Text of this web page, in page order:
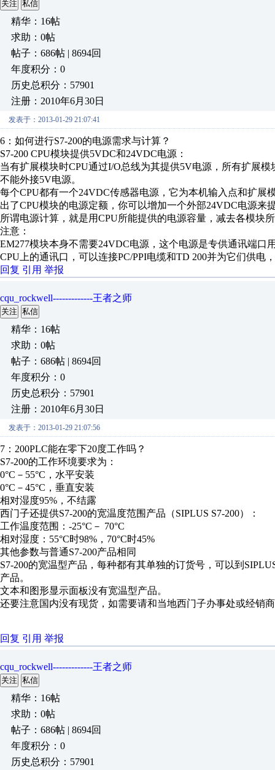
关注 私信
精华：16帖
求助：0帖
帖子：686帖 | 8694回
年度积分：0
历史总积分：57901
注册：2010年6月30日
发表于：2013-01-29 21:07:41
6：如何进行S7-200的电源需求与计算？
S7-200 CPU模块提供5VDC和24VDC电源：
当有扩展模块时CPU通过I/O总线为其提供5V电源，所有扩展
不能外接5V电源。
每个CPU都有一个24VDC传感器电源，它为本机输入点和扩
出了CPU模块的电源定额，你可以增加一个外部24VDC电源来
所谓电源计算，就是用CPU所能提供的电源容量，减去各模块
注意：
EM277模块本身不需要24VDC电源，这个电源是专供通讯端
CPU上的通讯口，可以连接PC/PPI电缆和TD 200并为它们供电
回复 引用 举报
cqu_rockwell-------------王者之师
关注 私信
精华：16帖
求助：0帖
帖子：686帖 | 8694回
年度积分：0
历史总积分：57901
注册：2010年6月30日
发表于：2013-01-29 21:07:56
7：200PLC能在零下20度工作吗？
S7-200的工作环境要求为：
0°C－55°C，水平安装
0°C－45°C，垂直安装
相对湿度95%，不结露
西门子还提供S7-200的宽温度范围产品（SIPLUS S7-200）：
工作温度范围：-25°C－ 70°C
相对湿度：55°C时98%，70°C时45%
其他参数与普通S7-200产品相同
S7-200的宽温型产品，每种都有其单独的订货号，可以到
产品。
文本和图形显示面板没有宽温型产品。
还要注意国内没有现货，如需要请和当地西门子办事处或经销
回复 引用 举报
cqu_rockwell-------------王者之师
关注 私信
精华：16帖
求助：0帖
帖子：686帖 | 8694回
年度积分：0
历史总积分：57901